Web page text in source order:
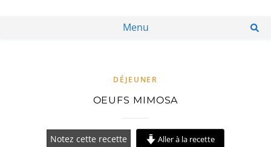
Menu
DÉJEUNER
OEUFS MIMOSA
Notez cette recette Aller à la recette